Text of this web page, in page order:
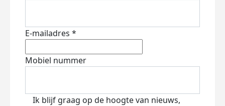
E-mailadres *
Mobiel nummer
Ik blijf graag op de hoogte van nieuws,